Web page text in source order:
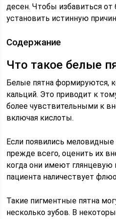
десен. Чтобы избавиться от
установить истинную
Содержание
Что такое белые
Белые пятна формируются,
кальций. Это приводит к
более чувствительными к
включая кислоты.
Если появились меловидные
прежде всего, оценить их
когда они имеют глянцевую
пациента наличествует
Такие пигментные пятна
несколько зубов. В